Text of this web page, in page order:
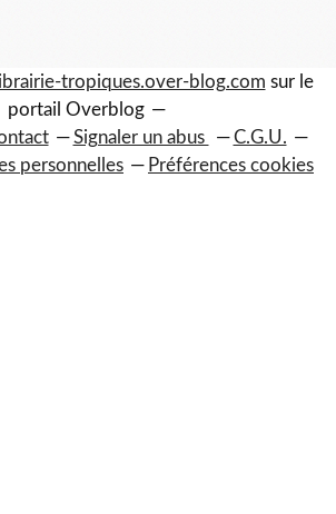
librairie-tropiques.over-blog.com sur le
portail Overblog
Signaler un abus
C.G.U.
personnelles
Préférences cookies